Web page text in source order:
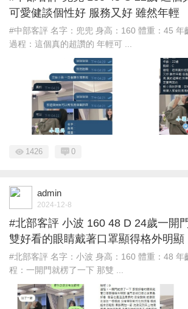
可愛健談個性好 服務又好 雖然年輕
#中部客評 名字：兜兜 身高：160 體重：45 年
過程：這個真的超讚的 年輕可 ...
1426 0
admin
2024-12-8
#北部客評 小波 160 48 D 24歲一開
雙好看的眼睛戴著口罩顯得格外明顯
#北部客評 名字：小波 身高：160 體重：48 年
程：一開門就楞了一下 那雙 ...